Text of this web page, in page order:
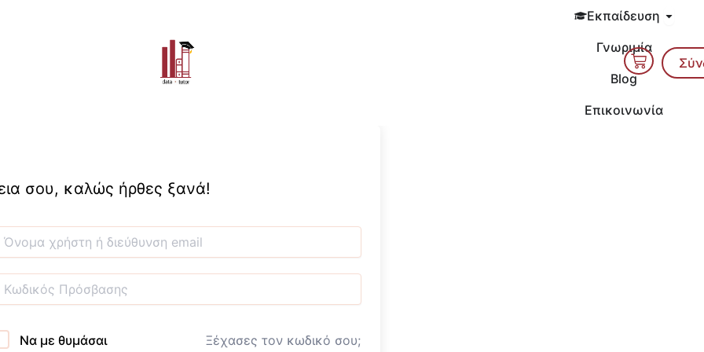
Εκπαίδευση Open
Γνωριμία
Blog
Επικοινωνία
Cart
σου, καλώς ήρθες ξανά!
Να με θυμάσαι Ξέχασες τον κωδικό σου;